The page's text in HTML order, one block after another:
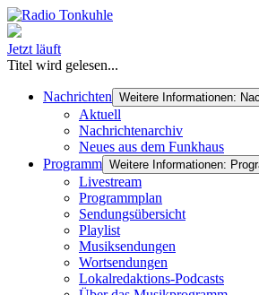
Jetzt läuft
Titel wird gelesen...
Nachrichten Weitere Informationen:
Aktuell
Nachrichtenarchiv
Neues aus dem Funkhaus
Programm Weitere Informationen:
Livestream
Programmplan
Sendungsübersicht
Playlist
Musiksendungen
Wortsendungen
Lokalredaktions-Podcasts